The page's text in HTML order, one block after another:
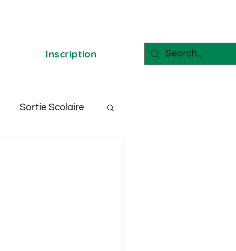
Inscription
Sortie Scolaire